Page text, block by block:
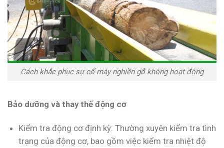
Cách khắc phục sự cố máy nghiền gỗ không hoạt động
Bảo dưỡng và thay thế động cơ
Kiểm tra động cơ định kỳ: Thường xuyên kiểm tra tình
trạng của động cơ, bao gồm việc kiểm tra nhiệt độ